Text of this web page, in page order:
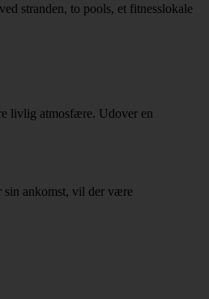
stranden, to pools, et fitnesslokale
livlig atmosfære. Udover en
sin ankomst, vil der være